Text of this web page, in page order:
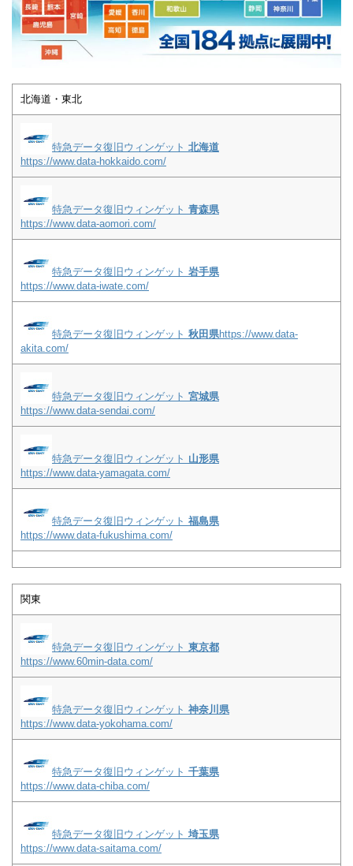
北海道・東北
特急データ復旧ウィンゲット 北海道
https://www.data-hokkaido.com/
特急データ復旧ウィンゲット 青森県
https://www.data-aomori.com/
特急データ復旧ウィンゲット 岩手県
https://www.data-iwate.com/
特急データ復旧ウィンゲット 秋田県https://www.data-
akita.com/
特急データ復旧ウィンゲット 宮城県
https://www.data-sendai.com/
特急データ復旧ウィンゲット 山形県
https://www.data-yamagata.com/
特急データ復旧ウィンゲット 福島県
https://www.data-fukushima.com/
関東
特急データ復旧ウィンゲット 東京都
https://www.60min-data.com/
特急データ復旧ウィンゲット 神奈川県
https://www.data-yokohama.com/
特急データ復旧ウィンゲット 千葉県
https://www.data-chiba.com/
特急データ復旧ウィンゲット 埼玉県
https://www.data-saitama.com/